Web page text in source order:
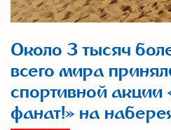
Около 3 тысяч
всего мира
спортивной акции
фанат!» на